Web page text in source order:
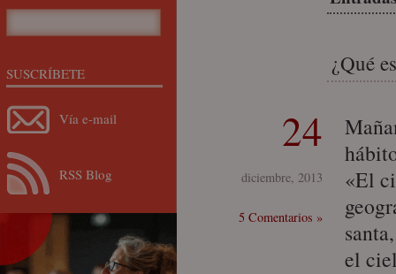
¿Qué
24
diciembre, 2013
5 Comentarios »
«El
el
SUSCRÍBETE
Vía e-mail
RSS Blog